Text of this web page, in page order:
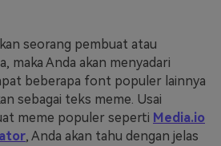
seorang pembuat atau
maka Anda akan menyadari
beberapa font populer lainnya
sebagai teks meme. Usai
meme populer seperti Media.io
, Anda akan tahu dengan jelas